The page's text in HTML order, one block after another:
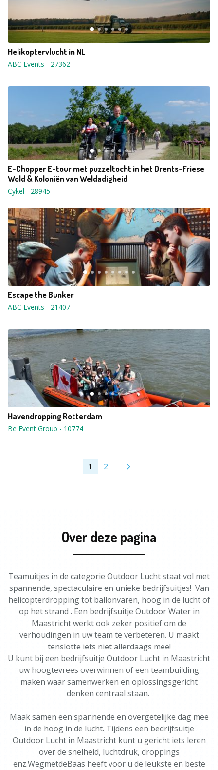
Helikoptervlucht in NL
ABC Events - 27362
E-Chopper E-tour met puzzeltocht in het Drents-Friese
Wold & Koloniën van Weldadigheid
Cykel - 28945
Escape the Bunker
ABC Events - 21407
Havendropping Rotterdam
Be Event Group - 10774
1 2
Over deze pagina
Teamuitjes in de categorie Outdoor Lucht staat vol met
spannende, spectaculaire en unieke bedrijfsuitjes! Van
helicopterdropping tot ballonvaren, hoog in de lucht of
op het strand . Een bedrijfsuitje Outdoor Water in
Maastricht werkt ook zeker positief om de
verhoudingen in uw team te verbeteren. U maakt
tenslotte iets niet allerdaags mee!
U kunt bij een bedrijfsuitje Outdoor Lucht in Maastricht
uw hoogtevrees overwinnen of een teambuilding
maken waar samenwerken en oplossingsgericht
denken centraal staan.
Maak samen een spannende en overgetelijke dag mee
in de hoog in de lucht. Tijdens een bedrijfsuitje
Outdoor Lucht in Maastricht kunt u gericht iets leren
over de snelheid, luchtdruk, droppings
enz.WegmetdeBaas heeft voor u de leukste en beste